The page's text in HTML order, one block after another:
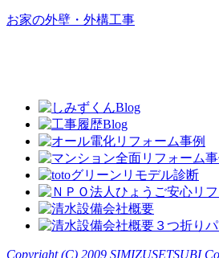
お家の外壁・外構工事
Copyright (C) 2009 SIMIZUSETSUBI